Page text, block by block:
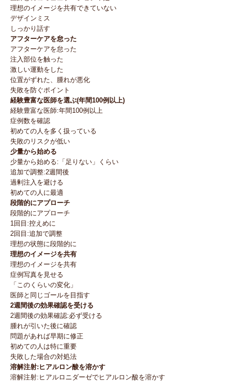
理想のイメージを共有できていない
デザインミス
しっかり話す
アフターケアを怠った
アフターケアを怠った
注入部位を触った
激しい運動をした
位置がずれた、腫れが悪化
失敗を防ぐポイント
経験豊富な医師を選ぶ(年間100例以上)
経験豊富な医師:年間100例以上
症例数を確認
初めての人を多く扱っている
失敗のリスクが低い
少量から始める
少量から始める:「足りない」くらい
追加で調整:2週間後
過剰注入を避ける
初めての人に最適
段階的にアプローチ
段階的にアプローチ
1回目:控えめに
2回目:追加で調整
理想の状態に段階的に
理想のイメージを共有
理想のイメージを共有
症例写真を見せる
「このくらいの変化」
医師と同じゴールを目指す
2週間後の効果確認を受ける
2週間後の効果確認:必ず受ける
腫れが引いた後に確認
問題があれば早期に修正
初めての人は特に重要
失敗した場合の対処法
溶解注射:ヒアルロン酸を溶かす
溶解注射:ヒアルロニダーゼでヒアルロン酸を溶かす